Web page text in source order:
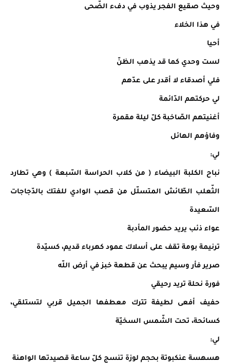
وحيث صقيع الفجر يذوب في دفء الضّحى
في هذا الخلاء
أحيا
لست وحدي كما قد يذهب الظنّ
فلي أصدقاء لا أقدر على عدّهم
لي حركتهم الدّائمة
أغنيتهم الصّاخبة كلّ ليلة مقمرة
وفاؤهم الهائل
لي:
نباح الكلبة البيضاء ( من كلاب الحراسة السّبعة ) وهي تطارد
الثّعلب الطّائش المتسلّل من قصب الوادي للفتك بالدّجاجات
السّعيدة
عواء ذئب يريد حضور المأدبة
ترنيمة بومة تقف على أسلاك عمود كهرباء قديم، كسيّدة
صرير فأر وسيم يبحث عن قطعة خبز في أرض اللّه
فورة نحلة تريد رحيقي
حفيف أفعى لطيفة تترك معطفها الجميل قربي لتستلقي،
كسائحة، تحت الشّمس السخيّة
لي:
هسهسة عنكبوتة بحجم لوزة تنسج كلّ ساعة قصيدتها الواهنة